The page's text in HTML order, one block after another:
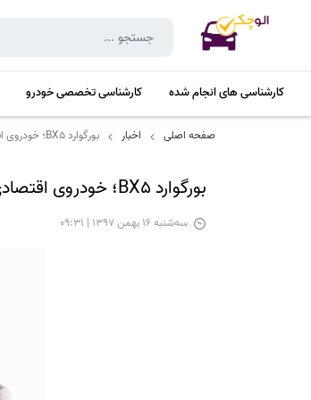
کارشناسی های انجام شده کارشناسی تخصصی خودرو
صفحه اصلی اخبار بورگوارد BX5؛ خودروی اقتصادی که یک شبه لوکس شد!
بورگوارد BX5؛ خودروی اقتصادی که یک شبه لوکس شد!
سه‌شنبه 16 بهمن 1397 | 09:31